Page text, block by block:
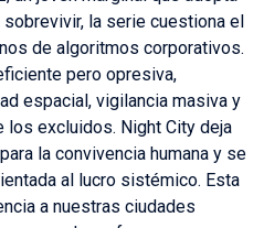
la serie cuestiona el
de algoritmos corporativos.
pero opresiva,
espacial, vigilancia masiva y
excluidos. Night City deja
la convivencia humana y se
al lucro sistémico. Esta
a nuestras ciudades